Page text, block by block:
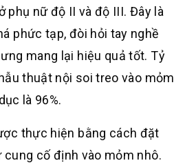
phụ nữ độ II và độ III. Đây là
phức tạp, đòi hỏi tay nghề
mang lại hiệu quả tốt. Tỷ
thuật nội soi treo vào mỏm
là 96%.
thực hiện bằng cách đặt
cố định vào mỏm nhô.